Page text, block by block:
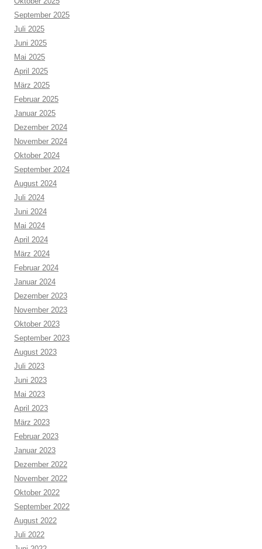
September 2025
Juli 2025
Juni 2025
Mai 2025
April 2025
März 2025
Februar 2025
Januar 2025
Dezember 2024
November 2024
Oktober 2024
September 2024
August 2024
Juli 2024
Juni 2024
Mai 2024
April 2024
März 2024
Februar 2024
Januar 2024
Dezember 2023
November 2023
Oktober 2023
September 2023
August 2023
Juli 2023
Juni 2023
Mai 2023
April 2023
März 2023
Februar 2023
Januar 2023
Dezember 2022
November 2022
Oktober 2022
September 2022
August 2022
Juli 2022